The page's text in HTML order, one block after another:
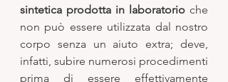
sintetica prodotta in laboratorio che
non può essere utilizzata dal nostro
corpo senza un aiuto extra; deve,
infatti, subire numerosi procedimenti